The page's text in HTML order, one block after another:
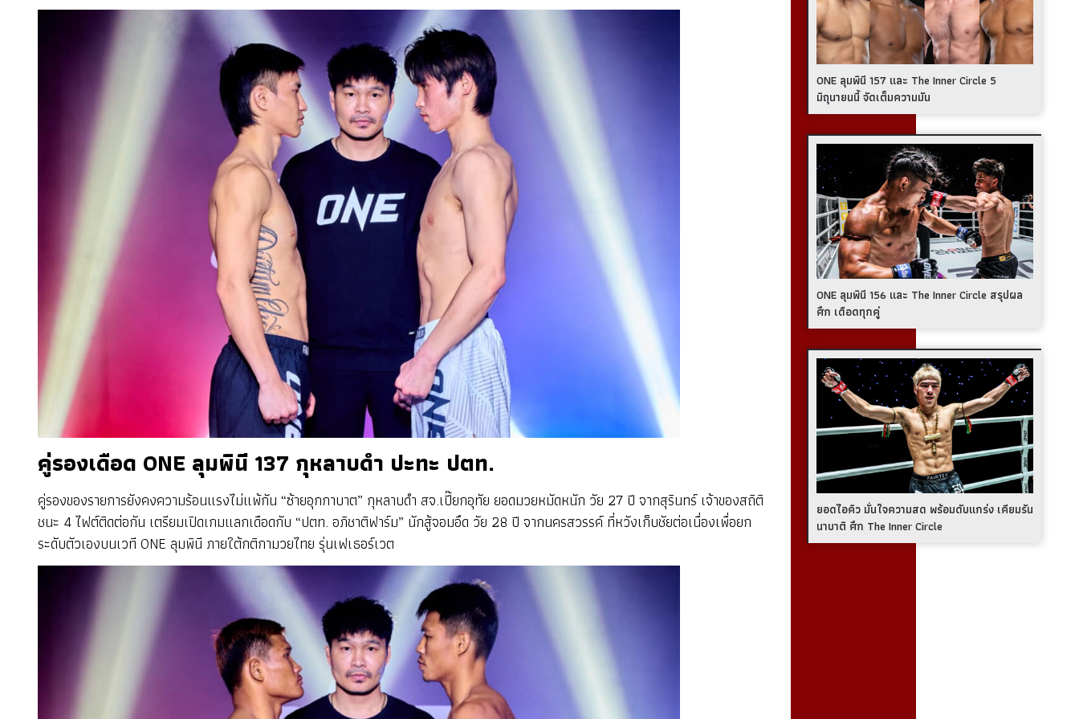
คู่รองเดือด ONE ลุมพินี 137 กุหลาบดำ ปะทะ ปตท.
คู่รองของรายการยังคงความร้อนแรงไม่แพ้กัน “ซ้ายอุกกาบาต” กุหลาบดำ สจ.เปี๊ยกอุทัย ยอดมวยหมัดหนัก วัย 27 ปี จากสุรินทร์ เจ้าของสถิติ
ชนะ 4 ไฟต์ติดต่อกัน เตรียมเปิดเกมแลกเดือดกับ “ปตท. อภิชาติฟาร์ม” นักสู้จอมอึด วัย 28 ปี จากนครสวรรค์ ที่หวังเก็บชัยต่อเนื่องเพื่อยก
ระดับตัวเองบนเวที ONE ลุมพินี ภายใต้กติกามวยไทย รุ่นเฟเธอร์เวต
ONE ลุมพินี 157 และ The Inner Circle 5
มิถุนายนนี้ จัดเต็มความมัน
ONE ลุมพินี 156 และ The Inner Circle สรุปผล
ศึก เดือดทุกคู่
ยอดไอคิว มั่นใจความสด พร้อมดับแกร่ง เคียมรัน
นาบาติ ศึก The Inner Circle